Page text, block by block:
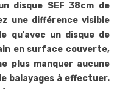
disque SEF 38cm de
une différence visible
qu'avec un disque de
en surface couverte,
plus manquer aucune
balayages à effectuer.